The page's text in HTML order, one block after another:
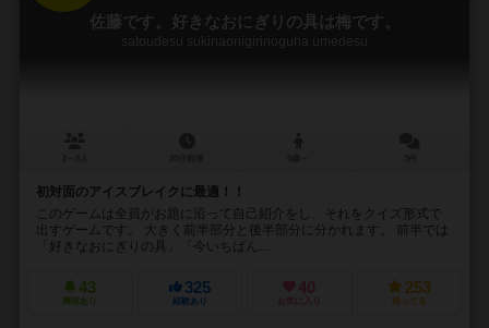
佐藤です。好きなおにぎりの具は梅です。
satoudesu sukinaonigirinoguha umedesu
初対面のアイスブレイクに最適！！
このゲームは全員がお題に沿って自己紹介をし、それをクイズ形式で
出すゲームです。 大きく前半部分と後半部分に分かれます。 前半では
「好きなおにぎりの具」「今いちばん...
43
興味あり
325
経験あり
40
お気に入り
253
持ってる